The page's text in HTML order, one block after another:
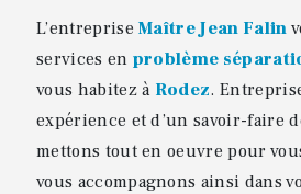
L’entrepriseMaître Jean Falin
services en problème
vous habitez à Rodez.
expérience et d’un savoir-faire
mettons tout en oeuvre pour
vous accompagnons ainsi dans